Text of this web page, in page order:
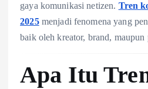
gaya komunikasi netizen. Tren
2025menjadi fenomena yang
baik oleh kreator, brand, maupun
Apa Itu